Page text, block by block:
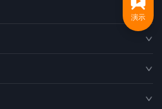
演示